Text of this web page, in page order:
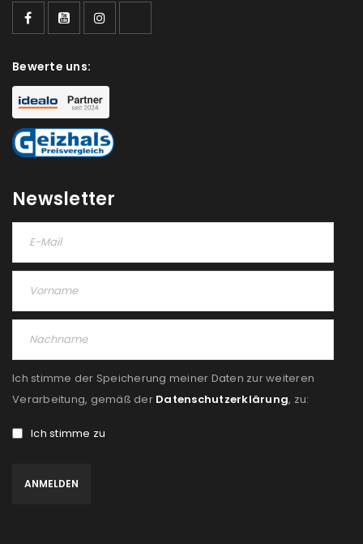
Bewerte uns:
Newsletter
Ich stimme der Speicherung meiner Daten zur weiteren
Verarbeitung, gemäß der Datenschutzerklärung, zu:
Ich stimme zu